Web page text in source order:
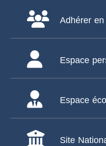
Adhérer
Espace
Espace
Site